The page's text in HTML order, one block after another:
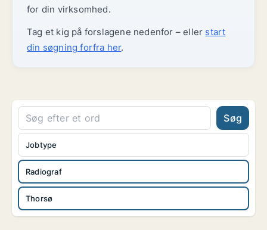
for din virksomhed.
Tag et kig på forslagene nedenfor – eller start
din søgning forfra her.
Søg
Radiograf
Thorsø
Jobtype